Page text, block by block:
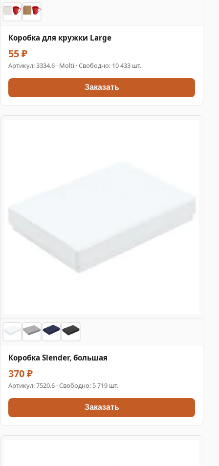
Коробка для кружки Large
55 ₽
Артикул:3334.6 · Molti · Свободно: 10 433 шт.
Заказать
Коробка Slender, большая
370 ₽
Артикул:7520.6 · Свободно: 5 719 шт.
Заказать